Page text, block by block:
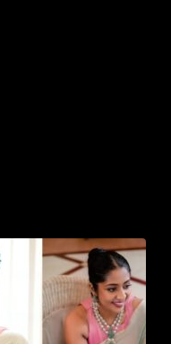
മലയിലകളുടെ
നായർ| Malayalam
Nair cute in saree